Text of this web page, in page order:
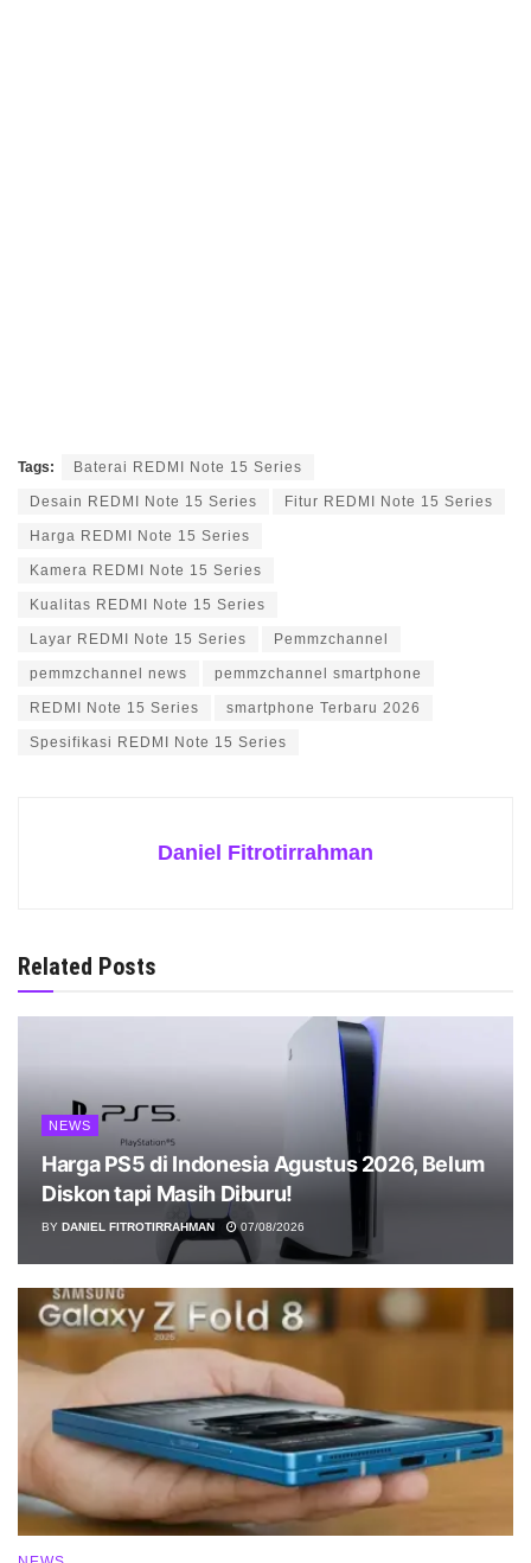
Tags: Baterai REDMI Note 15 Series
Desain REDMI Note 15 Series Fitur REDMI Note 15 Series
Harga REDMI Note 15 Series
Kamera REDMI Note 15 Series
Kualitas REDMI Note 15 Series
Layar REDMI Note 15 Series Pemmzchannel
pemmzchannel news pemmzchannel smartphone
REDMI Note 15 Series smartphone Terbaru 2026
Spesifikasi REDMI Note 15 Series
Daniel Fitrotirrahman
Related Posts
NEWS
Harga PS5 di Indonesia Agustus 2026, Belum
Diskon tapi Masih Diburu!
BY DANIEL FITROTIRRAHMAN 07/08/2026